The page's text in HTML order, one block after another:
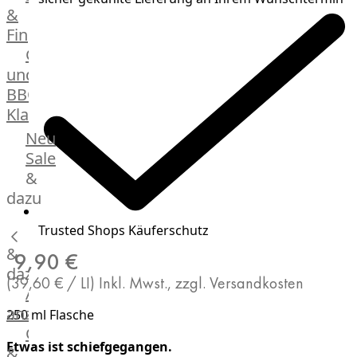
Manufaktur
Bratwurstsets
Toppings
Hackfleisch
Aufschnitt
Schinken
&
Fingerfood
Grill-
und
BBQ-
Klassiker
Beilagen
Brot
Brötchen
Brot
Burger
Buns
&
Hot
Dog
Brötchen
Desserts
Neu
Sale
&
dazu
&
dazu
Alle
anzeigen
Gewürze
Trusted Shops Käuferschutz
9,90 €
(39,60 € / LI) Inkl. Mwst., zzgl. Versandkosten
250 ml Flasche
Etwas ist schiefgegangen.